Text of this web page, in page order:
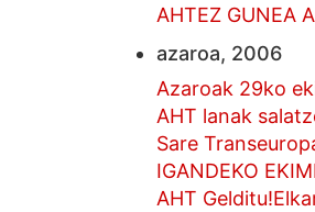
AHTEZ GUNEA
azaroa, 2006
Azaroak 29ko
AHT lanak
Sare
IGANDEKO
AHT